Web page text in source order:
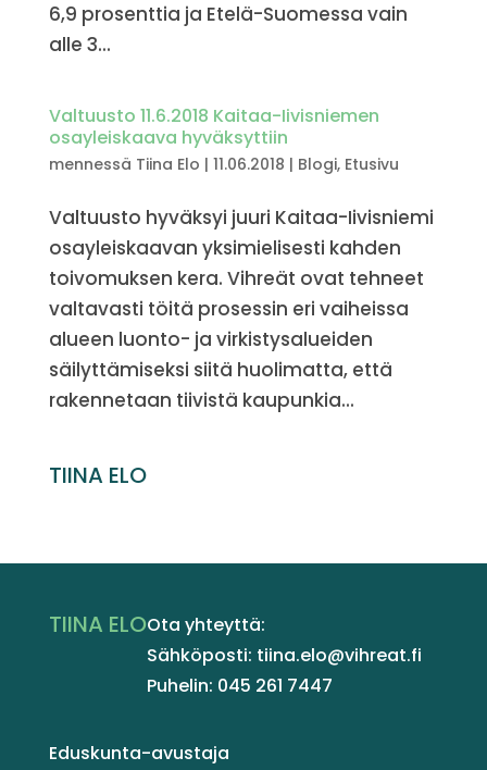
6,9 prosenttia ja Etelä-Suomessa vain
alle 3...
Valtuusto 11.6.2018 Kaitaa-Iivisniemen
osayleiskaava hyväksyttiin
mennessä Tiina Elo | 11.06.2018 | Blogi, Etusivu
Valtuusto hyväksyi juuri Kaitaa-Iivisniemi
osayleiskaavan yksimielisesti kahden
toivomuksen kera. Vihreät ovat tehneet
valtavasti töitä prosessin eri vaiheissa
alueen luonto- ja virkistysalueiden
säilyttämiseksi siitä huolimatta, että
rakennetaan tiivistä kaupunkia...
TIINA ELO
TIINA ELOOta yhteyttä:
Sähköposti: tiina.elo@vihreat.fi
Puhelin: 045 261 7447
Eduskunta-avustaja